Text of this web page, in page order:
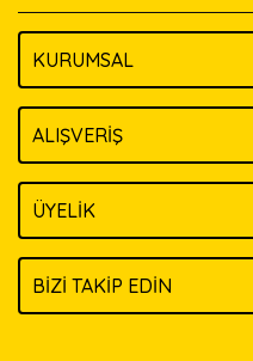
KURUMSAL
ALIŞVERİŞ
ÜYELİK
BİZİ TAKİP EDİN